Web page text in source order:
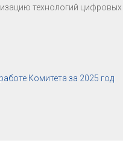
технологий цифровых
Комитета за 2025 год